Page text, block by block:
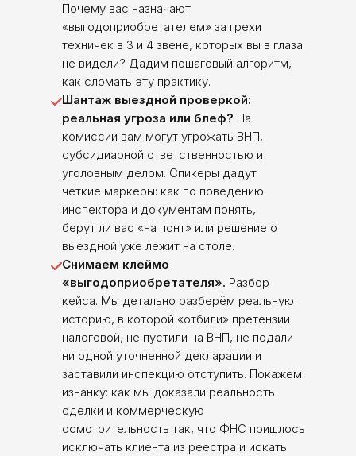
Почему вас назначают
«выгодоприобретателем» за грехи
техничек в 3 и 4 звене, которых вы в глаза
не видели? Дадим пошаговый алгоритм,
как сломать эту практику.
Шантаж выездной проверкой:
реальная угроза или блеф? На
комиссии вам могут угрожать ВНП,
субсидиарной ответственностью и
уголовным делом. Спикеры дадут
чёткие маркеры: как по поведению
инспектора и документам понять,
берут ли вас «на понт» или решение о
выездной уже лежит на столе.
Снимаем клеймо
«выгодоприобретателя». Разбор
кейса. Мы детально разберём реальную
историю, в которой «отбили» претензии
налоговой, не пустили на ВНП, не подали
ни одной уточненной декларации и
заставили инспекцию отступить. Покажем
изнанку: как мы доказали реальность
сделки и коммерческую
осмотрительность так, что ФНС пришлось
исключать клиента из реестра и искать